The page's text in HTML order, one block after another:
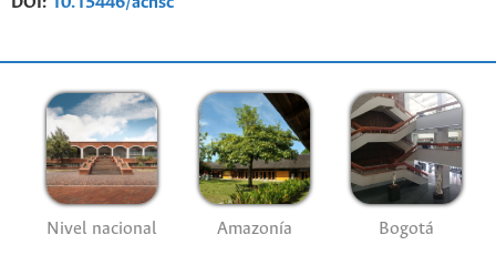
Nivel nacional Amazonía Bogotá